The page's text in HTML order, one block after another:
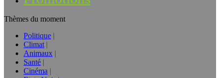
Thèmes du moment
Politique
Climat
Animaux
Santé
Cinéma